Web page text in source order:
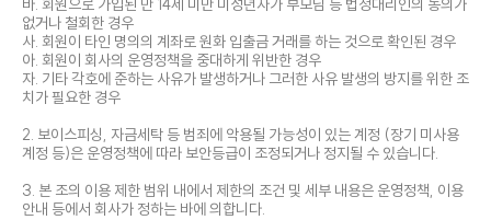
바. 회원으로 가입된 만 14세 미만 미성년자가 부모님 등 법정대리인의 동의가
없거나 철회한 경우
사. 회원이 타인 명의의 계좌로 원화 입출금 거래를 하는 것으로 확인된 경우
아. 회원이 회사의 운영정책을 중대하게 위반한 경우
자. 기타 각호에 준하는 사유가 발생하거나 그러한 사유 발생의 방지를 위한 조
치가 필요한 경우
2. 보이스피싱, 자금세탁 등 범죄에 악용될 가능성이 있는 계정 (장기 미사용
계정 등)은 운영정책에 따라 보안등급이 조정되거나 정지될 수 있습니다.
3. 본 조의 이용 제한 범위 내에서 제한의 조건 및 세부 내용은 운영정책, 이용
안내 등에서 회사가 정하는 바에 의합니다.